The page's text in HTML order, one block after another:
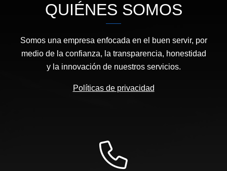
QUIÉNES SOMOS
Somos una empresa enfocada en el buen servir, por
medio de la confianza, la transparencia, honestidad
y la innovación de nuestros servicios.
Políticas de privacidad